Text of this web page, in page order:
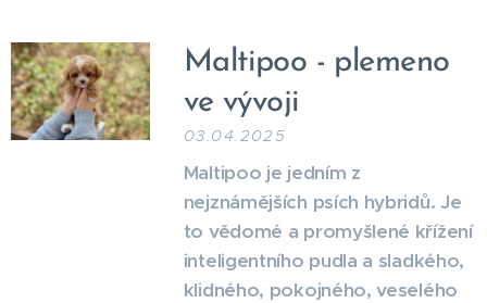
Maltipoo - plemeno
ve vývoji
03.04.2025
Maltipoo je jedním z
nejznámějších psích hybridů. Je
to vědomé a promyšlené křížení
inteligentního pudla a sladkého,
klidného, pokojného, veselého